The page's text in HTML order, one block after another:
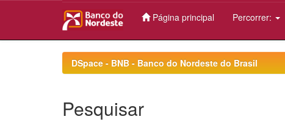
Página principal Percorrer:
DSpace - BNB - Banco do Nordeste do Brasil
Pesquisar